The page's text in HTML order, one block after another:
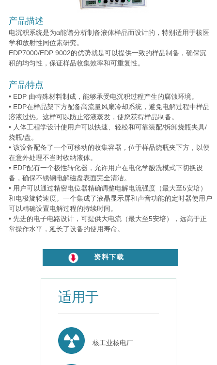
产品描述
电沉积系统是为α能谱分析制备液体样品而设计的，特别适用于核医
学和放射性同位素研究。
EDP7000/EDP 9002的优势就是可以提供一致的样品制备，确保沉
积的均匀性，保证样品收集效率和可重复性。
产品特点
• EDP 由特殊材料制成，能够承受电沉积过程产生的腐蚀环境。
• EDP在样品架下方配备高流量风扇冷却系统，避免电解过程中样品
溶液过热。这样可以防止溶液蒸发，使您获得样品制备。
• 人体工程学设计使用户可以快速、轻松和可靠装配/拆卸烧瓶夹具/
烧瓶/盘。
• 该设备配备了一个可移动的收集容器，位于样品烧瓶夹下方，以便
在意外处理不当时收纳液体。
• EDP配有一个极性转化器，允许用户在电化学酸洗模式下切换设
备，确保不锈钢电解磁盘表面完全清洁。
• 用户可以通过精密电位器精确调整电解电流强度（最大至5安培）
和电极旋转速度。一个集成了液晶显示屏和声音功能的定时器使用户
可以精确设置电解过程的持续时间。
• 先进的电子电路设计，可提供大电流（最大至5安培），远高于正
常操作水平，延长了设备的使用寿命。
资料下载
适用于
核工业核电厂